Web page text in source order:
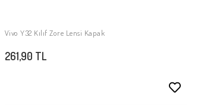
Stokta Yok
Vivo Y32 Kılıf Zore Lensi Kapak
261,90 TL
Stokta Yok